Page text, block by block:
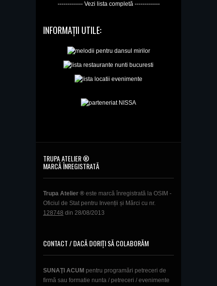
------------- Vezi lista completă -------------
INFORMAȚII UTILE:
TRUPA ATELIER ®
MARCĂ ÎNREGISTRATĂ
Trupa Atelier ® este marcă înregistrată la OSIM -
Oficiul de Stat pentru Invenții și Mărci cu nr.
128748 din 28/08/2013
CONTACT / DACĂ DORIȚI SĂ COLABORĂM
SUNAŢI ACUM pentru programări petreceri de
firmă sau formatie nunta / petreceri / evenimente